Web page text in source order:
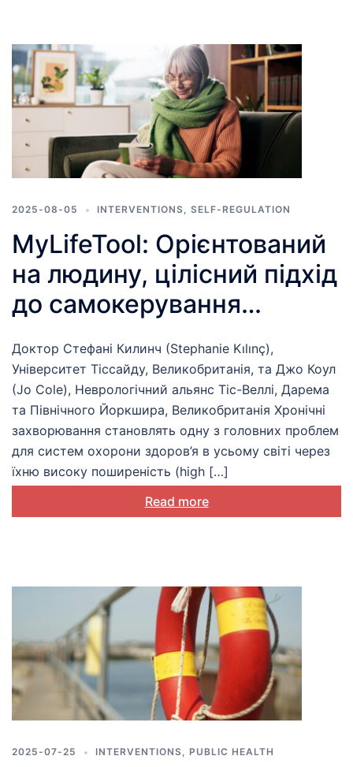
2025-08-05 INTERVENTIONS, SELF-REGULATION
MyLifeTool: Орієнтований
на людину, цілісний підхід
до самокерування
захворюваннями
Доктор Стефані Килинч (Stephanie Kılınç),
Університет Тіссайду, Великобританія, та Джо Коул
(Jo Cole), Неврологічний альянс Тіс-Веллі, Дарема
та Північного Йоркшира, Великобританія Хронічні
захворювання становлять одну з головних проблем
для систем охорони здоров’я в усьому світі через
їхню високу поширеність (high […]
Read more
2025-07-25 INTERVENTIONS, PUBLIC HEALTH